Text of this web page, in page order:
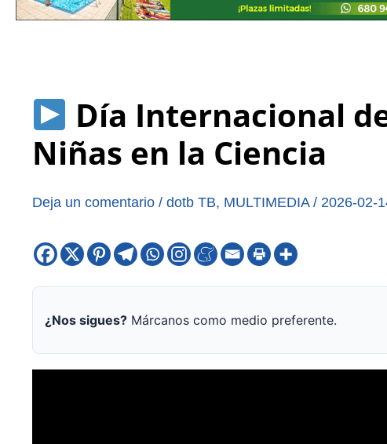
Día Internacional
Niñas en la Ciencia
Deja un comentario / dotb TB, MULTIMEDIA/ 2026-02-
¿Nos sigues?Márcanos como medio preferente.